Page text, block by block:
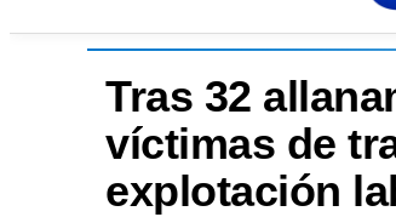
Tras 32
víctimas de
explotación